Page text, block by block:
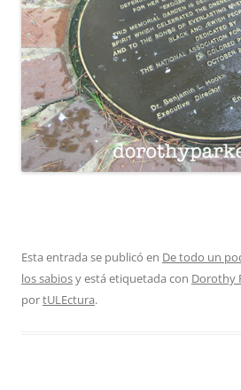
Esta entrada se publicó en De todo un
los sabiosy está etiquetada con Dorothy
portULEctura.